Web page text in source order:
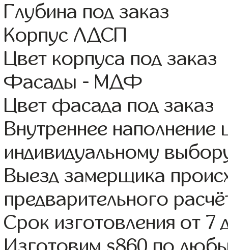
Глубина под заказ
Корпус ЛДСП
Цвет корпуса под заказ
Фасады - МДФ
Цвет фасада под заказ
Внутреннее
индивидуальному
Выезд замерщика
предварительного
Срок изготовления от 7